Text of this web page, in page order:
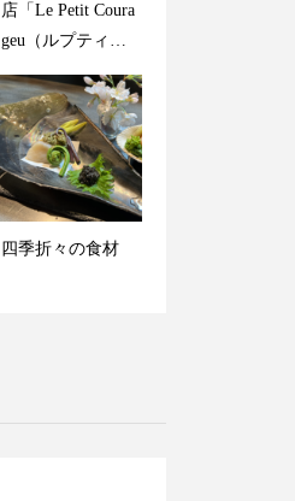
店「Le Petit Coura
geu（ルプティク
ラージュ）」監修
のメニュー
四季折々の食材